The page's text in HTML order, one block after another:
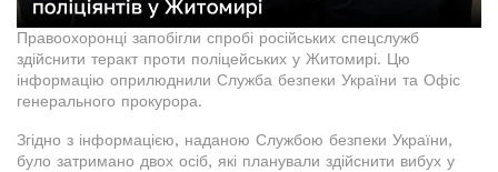
Правоохоронці запобігли спробі російських спецслужб
здійснити теракт проти поліцейських у Житомирі. Цю
інформацію оприлюднили Служба безпеки України та Офіс
генерального прокурора.
Згідно з інформацією, наданою Службою безпеки України,
було затримано двох осіб, які планували здійснити вибух у